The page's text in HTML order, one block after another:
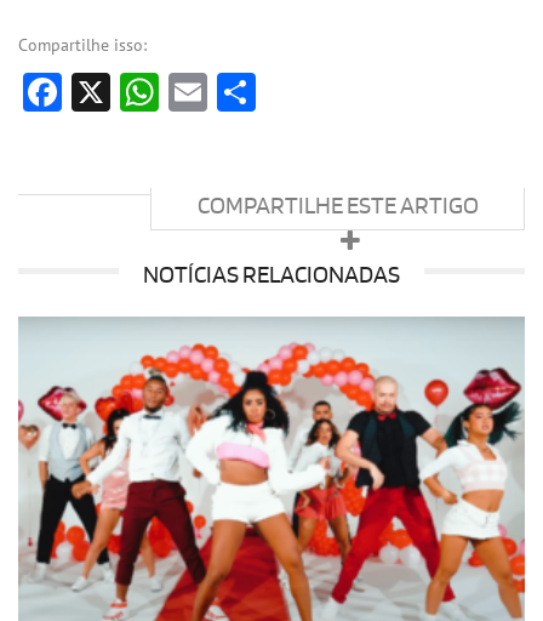
Compartilhe isso:
Facebook
X WhatsApp
Email
COMPARTILHE ESTE ARTIGO
NOTÍCIAS RELACIONADAS